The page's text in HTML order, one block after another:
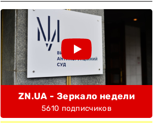
ZN.UA - Зеркало недели
5610 подписчиков